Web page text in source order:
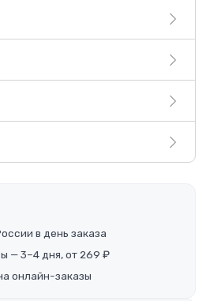
в день заказа
— 3–4 дня, от 269 ₽
онлайн-заказы